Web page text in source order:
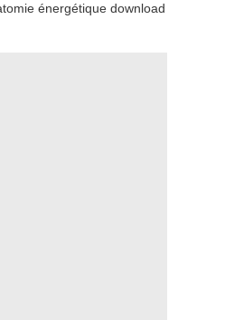
énergétique download